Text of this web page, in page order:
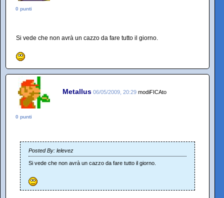
0 punti
Si vede che non avrà un cazzo da fare tutto il giorno.
Metallus 06/05/2009, 20:29 modiFICAto
0 punti
Posted By: lelevez
Si vede che non avrà un cazzo da fare tutto il giorno.